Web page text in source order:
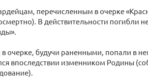
перечисленным в очерке
В действительности погибли
в очерке, будучи раненными, попали в
впоследствии изменником Родины